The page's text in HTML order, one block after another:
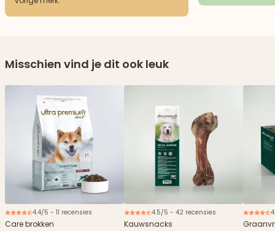
Misschien vind je dit ook leuk
4.4/5 - 11 recensies
Care brokken
4.5/5 - 42 recensies
Kauwsnacks